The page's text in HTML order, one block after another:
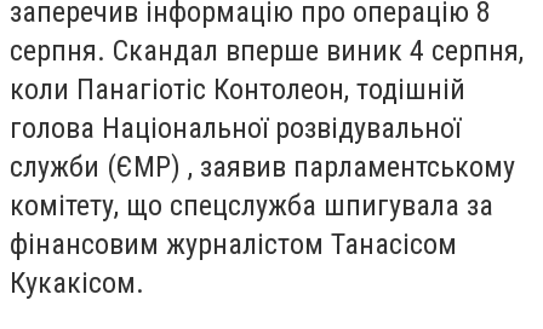
заперечив інформацію про операцію 8
серпня. Скандал вперше виник 4 серпня,
коли Панагіотіс Контолеон, тодішній
голова Національної розвідувальної
служби (ЄМР) , заявив парламентському
комітету, що спецслужба шпигувала за
фінансовим журналістом Танасісом
Кукакісом.